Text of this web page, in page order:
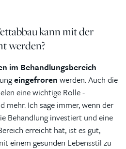
kann mit der
werden?
im Behandlungsbereich
eingefroren werden. Auch die
eine wichtige Rolle -
mehr. Ich sage immer, wenn der
Behandlung investiert und eine
erreicht hat, ist es gut,
einem gesunden Lebensstil zu